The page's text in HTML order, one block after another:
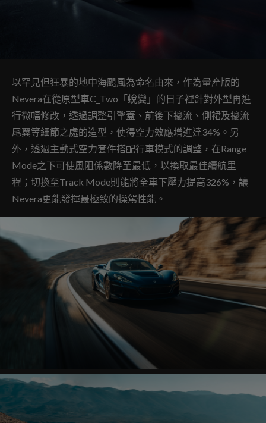
以罕見但狂暴的地中海颶風為命名由來，作為量產版的
Nevera在從原型車C_Two「蛻變」的日子裡針對外型再進
行微幅修改，透過調整引擎蓋、前後下擾流、側裙及擾流
尾翼等細節之處的造型，使得空力效應增進達34%。另
外，透過主動式空力套件搭配行車模式的調整，在Range
Mode之下可使風阻係數降至最低，以換取最佳續航里
程；切換至Track Mode則能將全車下壓力提高326%，讓
Nevera更能發揮最極致的操駕性能。